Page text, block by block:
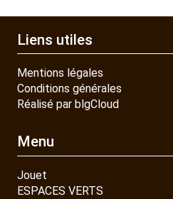
Liens utiles
Mentions légales
Conditions générales
Réalisé par blgCloud
Menu
Jouet
ESPACES VERTS